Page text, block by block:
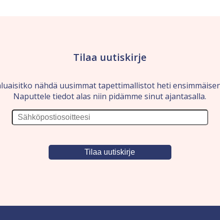
Tilaa uutiskirje
nähdä uusimmat tapettimallistot heti
Naputtele tiedot alas niin pidämme sinut ajantasalla.